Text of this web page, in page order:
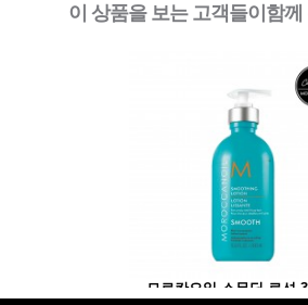
이 상품을 보는 고객들이함께
모로칸오일 스무딩 로션